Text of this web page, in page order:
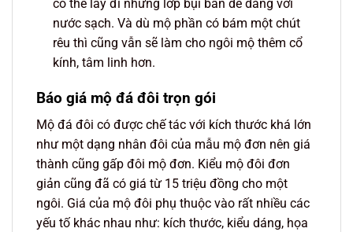
có thể lấy đi những lớp bụi bẩn dễ dàng với
nước sạch. Và dù mộ phần có bám một chút
rêu thì cũng vẫn sẽ làm cho ngôi mộ thêm cổ
kính, tâm linh hơn.
Báo giá mộ đá đôi trọn gói
Mộ đá đôi có được chế tác với kích thước khá lớn
như một dạng nhân đôi của mẫu mộ đơn nên giá
thành cũng gấp đôi mộ đơn. Kiểu mộ đôi đơn
giản cũng đã có giá từ 15 triệu đồng cho một
ngôi. Giá của mộ đôi phụ thuộc vào rất nhiều các
yếu tố khác nhau như: kích thước, kiểu dáng, họa